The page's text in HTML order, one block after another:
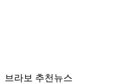
브라보 추천뉴스